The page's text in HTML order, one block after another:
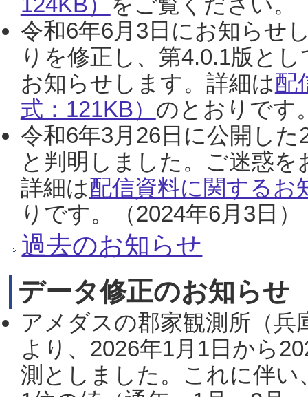
令和6年6月3日にお知らせ
りを修正し、第4.0.1版と
お知らせします。詳細は配
式：121KB） のとおりです
令和6年3月26日に公開し
と判明しました。ご迷惑
詳細は配信資料に関するお
りです。（2024年6月3日）
過去のお知らせ
データ修正のお知らせ
アメダスの郡家観測所（
より、2026年1月1日から
測としました。これに伴い